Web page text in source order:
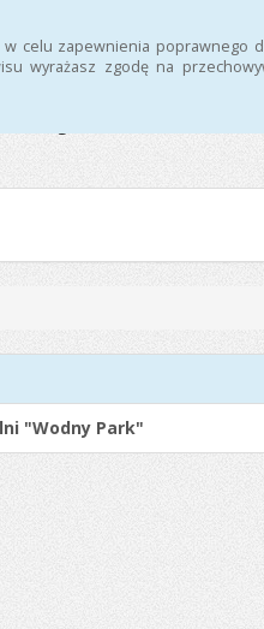
celu zapewnienia poprawnego
wyrażasz zgodę na
"Wodny Park"